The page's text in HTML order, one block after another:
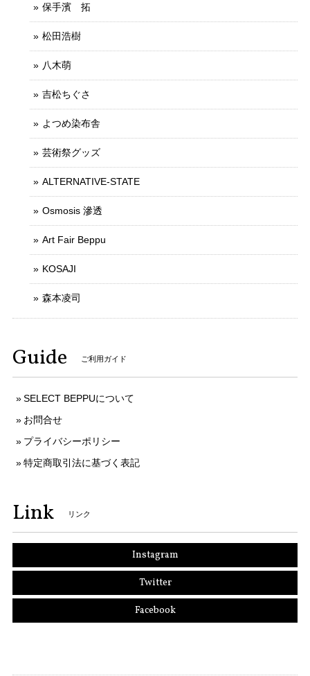
保手濱 拓
松田浩樹
八木萌
吉松ちぐさ
よつめ染布舎
芸術祭グッズ
ALTERNATIVE-STATE
Osmosis 滲透
Art Fair Beppu
KOSAJI
森本凌司
Guide ご利用ガイド
SELECT BEPPUについて
お問合せ
プライバシーポリシー
特定商取引法に基づく表記
Link リンク
Instagram
Twitter
Facebook